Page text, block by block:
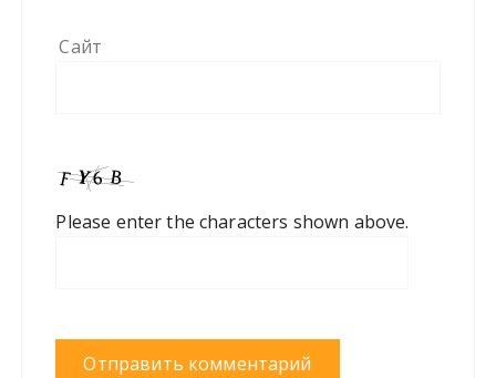
Сайт
Please enter the characters shown above.